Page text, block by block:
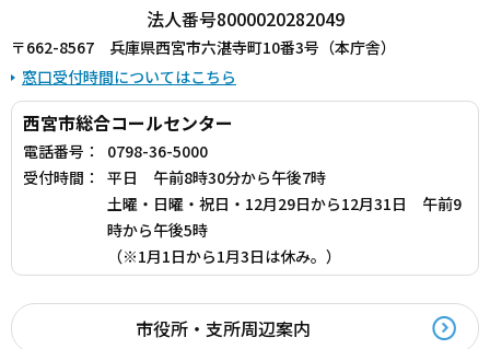
法人番号8000020282049
〒662-8567 兵庫県西宮市六湛寺町10番3号（本庁舎）
窓口受付時間についてはこちら
西宮市総合コールセンター
電話番号：
0798-36-5000
受付時間：
平日 午前8時30分から午後7時
土曜・日曜・祝日・12月29日から12月31日 午前9
時から午後5時
（※1月1日から1月3日は休み。）
市役所・支所周辺案内